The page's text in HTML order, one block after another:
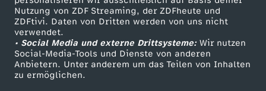
Nutzung von ZDF Streaming, der ZDFheute und
ZDFtivi. Daten von Dritten werden von uns nicht
verwendet.
• Social Media und externe Drittsysteme:Wir nutzen
Social-Media-Tools und Dienste von anderen
Anbietern. Unter anderem um das Teilen von Inhalten
zu ermöglichen.
ZDF Unternehmen
Karriere